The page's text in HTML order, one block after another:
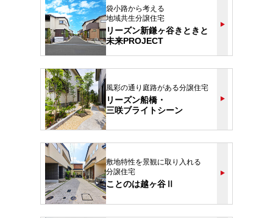
袋小路から考える
地域共生分譲住宅
リーズン新鎌ヶ谷きときと
未来PROJECT
風彩の通り庭路がある分譲住宅
リーズン船橋・
三咲ブライトシーン
敷地特性を景観に取り入れる
分譲住宅
ことのは越ヶ谷Ⅱ